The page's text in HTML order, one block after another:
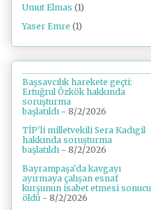
Umut Elmas (1)
Yaser Emre (1)
Başsavcılık harekete geçti:
Ertuğrul Özkök hakkında
soruşturma
başlatıldı - 8/2/2026
TİP'li milletvekili Sera Kadıgil
hakkında soruşturma
başlatıldı - 8/2/2026
Bayrampaşa'da kavgayı
ayırmaya çalışan esnaf
kurşunun isabet etmesi sonucu
öldü - 8/2/2026